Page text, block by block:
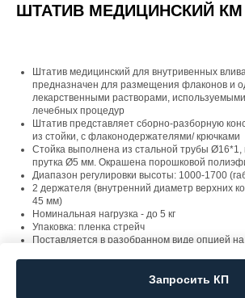
ШТАТИВ МЕДИЦИНСКИЙ
Запросить КП
Штатив медицинский для внутривенных
предназначен для размещения флаконов и
лекарственными растворами,
лечебных процедур
Штатив представляет сборно-разборную
из стойки, с флаконодержателями/ крючками
Стойка выполнена из стальной трубы
прутка Ø5 мм. Окрашена порошковой
Диапазон регулировки высоты: 1000-1700
2 держателя (внутренний диаметр верхних
45 мм)
Номинальная нагрузка - до 5 кг
Упаковка: пленка стрейч
Поставляется в разобранном виде опцией на